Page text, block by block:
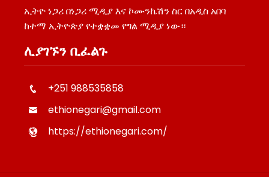
ኢትዮ ነጋሪ በነጋሪ ሚዲያ እና ኮሙንኬሽን ስር በአዲስ አበባ
ከተማ ኢትዮጵያ የተቋቋመ የግል ሚዲያ ነው።
ሊያገኙን ቢፈልጉ
+251 988535858
ethionegari@gmail.com
https://ethionegari.com/